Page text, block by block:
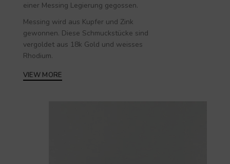
einer Messing Legierung gegossen.
Messing wird aus Kupfer und Zink
gewonnen. Diese Schmuckstücke sind
vergoldet aus 18k Gold und weisses
Rhodium.
VIEW MORE